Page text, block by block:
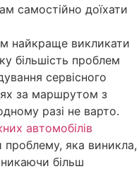
самостійно доїхати
найкраще викликати
більшість проблем
сервісного
за маршрутом з
разі не варто.
автомобілів
яка виникла,
більш